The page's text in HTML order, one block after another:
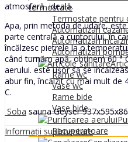
termostate
Termostate pentru
Automatizari
Automatizari
Automatizari
Rame wc
Vase wc
Rame bide
Vase bide
Recuperatoare
atmosferă ideală.
Apa, prin metoda de udare,
parte centrală a cuptorului, în
încălzesc pietrele la o
când turnăm apă, obținem 60 °
aerului. este ușor să se
abur fin, încălzit cu mai mult de
C.
Soba sauna Geyser
Informații suplimentare